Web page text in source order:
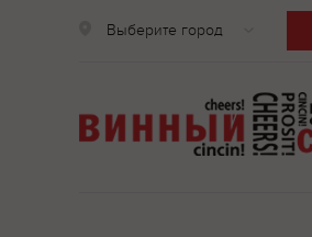
Выберите город